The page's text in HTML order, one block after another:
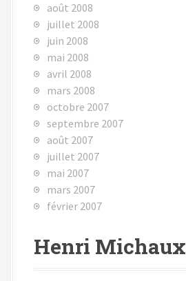
août 2008
juillet 2008
juin 2008
mai 2008
avril 2008
mars 2008
octobre 2007
septembre 2007
août 2007
juillet 2007
mai 2007
mars 2007
février 2007
Henri Michaux